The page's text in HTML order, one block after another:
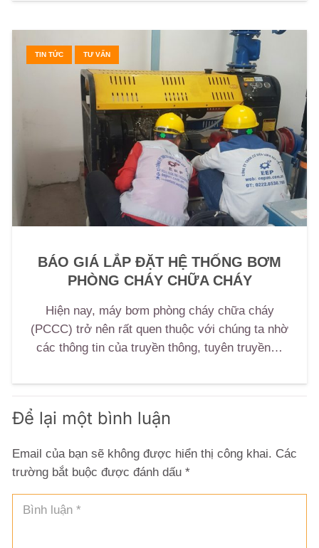
TIN TỨC TƯ VẤN
BÁO GIÁ LẮP ĐẶT HỆ THỐNG BƠM
PHÒNG CHÁY CHỮA CHÁY
Hiện nay, máy bơm phòng cháy chữa cháy
(PCCC) trở nên rất quen thuộc với chúng ta nhờ
các thông tin của truyền thông, tuyên truyền…
Để lại một bình luận
Email của bạn sẽ không được hiển thị công khai. Các
trường bắt buộc được đánh dấu *